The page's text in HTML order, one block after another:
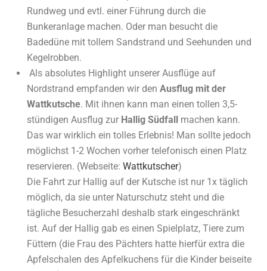
Rundweg und evtl. einer Führung durch die
Bunkeranlage machen. Oder man besucht die
Badedüne mit tollem Sandstrand und Seehunden und
Kegelrobben.
Als absolutes Highlight unserer Ausflüge auf
Nordstrand empfanden wir den Ausflug mit der
Wattkutsche. Mit ihnen kann man einen tollen 3,5-
stündigen Ausflug zur Hallig Südfall
machen kann.
Das war wirklich ein tolles Erlebnis! Man sollte jedoch
möglichst 1-2 Wochen vorher telefonisch einen Platz
reservieren. (Webseite: Wattkutscher)
Die Fahrt zur Hallig auf der Kutsche ist nur 1x täglich
möglich, da sie unter Naturschutz steht und die
tägliche Besucherzahl deshalb stark eingeschränkt
ist. Auf der Hallig gab es einen Spielplatz, Tiere zum
Füttern (die Frau des Pächters hatte hierfür extra die
Apfelschalen des Apfelkuchens für die Kinder beiseite